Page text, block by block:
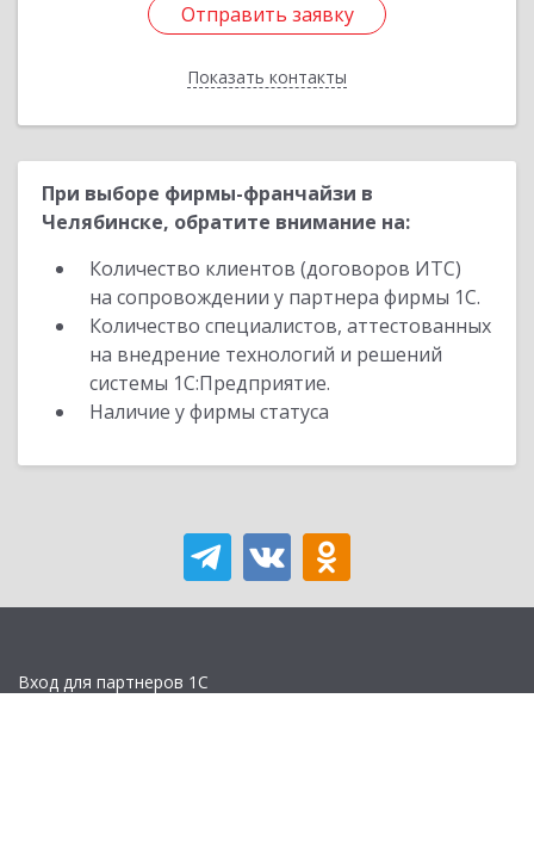
Отправить заявку
Показать контакты
Отправить заявку
Назад
При выборе фирмы-франчайзи в
Челябинске, обратите внимание на:
Количество клиентов (договоров ИТС)
на сопровождении у партнера фирмы 1С.
Количество специалистов, аттестованных
на внедрение технологий и решений
системы 1С:Предприятие.
Наличие у фирмы статуса
Вход для партнеров 1С